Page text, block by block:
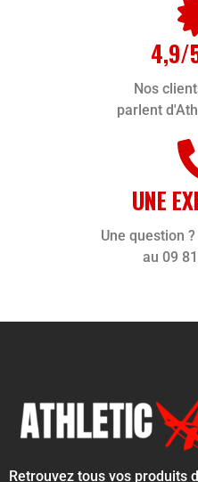
4,9/
Nos
parlent
UNE
Une question
au 09
Retrouvez tous vos produits